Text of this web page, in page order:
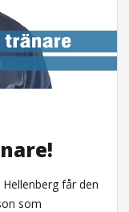
får den
som